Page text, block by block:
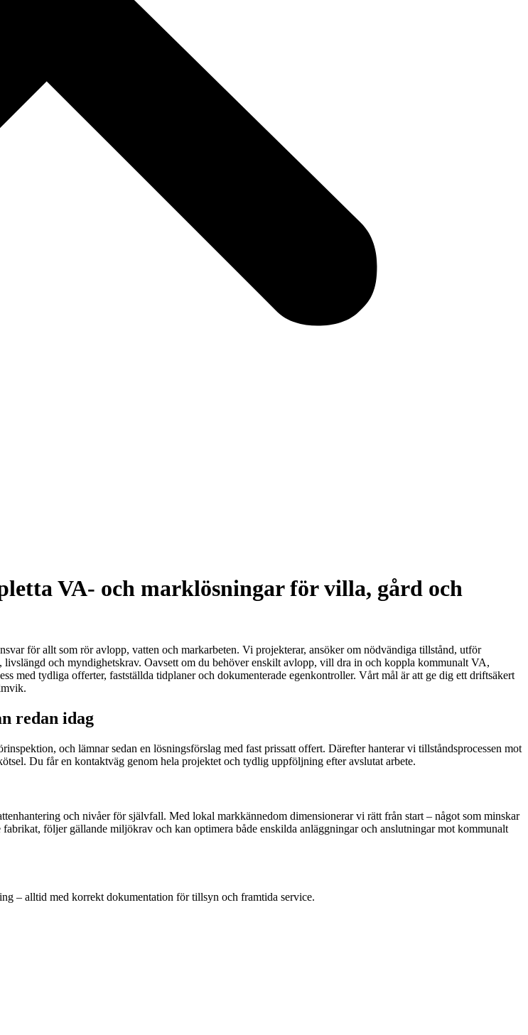
VA- och marklösningar för villa, gård och
för allt som rör avlopp, vatten och markarbeten. Vi projekterar, ansöker om nödvändiga tillstånd, utför
och myndighetskrav. Oavsett om du behöver enskilt avlopp, vill dra in och koppla kommunalt VA,
med tydliga offerter, fastställda tidplaner och dokumenterade egenkontroller. Vårt mål är att ge dig ett driftsäkert
redan idag
och lämnar sedan en lösningsförslag med fast prissatt offert. Därefter hanterar vi tillståndsprocessen mot
Du får en kontaktväg genom hela projektet och tydlig uppföljning efter avslutat arbete.
och nivåer för självfall. Med lokal markkännedom dimensionerar vi rätt från start – något som minskar
följer gällande miljökrav och kan optimera både enskilda anläggningar och anslutningar mot kommunalt
– alltid med korrekt dokumentation för tillsyn och framtida service.